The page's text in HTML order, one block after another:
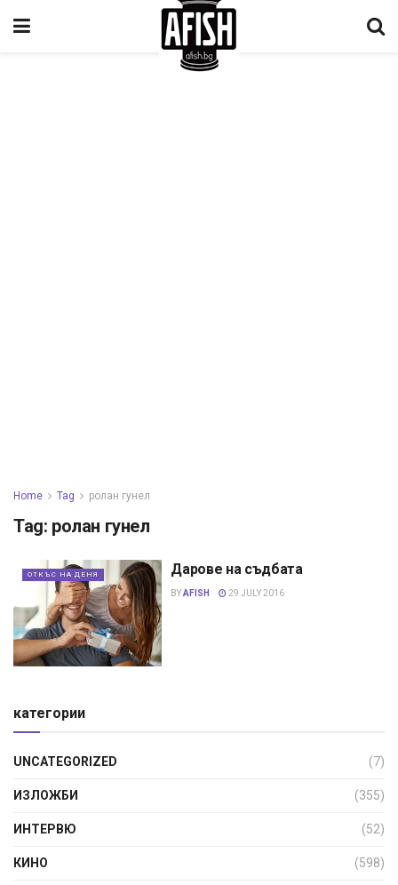
Home Tag ролан гунел
Tag: ролан гунел
ОТКЪС НА ДЕНЯ Дарове на съдбата
BYAFISH 29 JULY 2016
категории
UNCATEGORIZED (7)
ИЗЛОЖБИ (355)
ИНТЕРВЮ (52)
КИНО (598)